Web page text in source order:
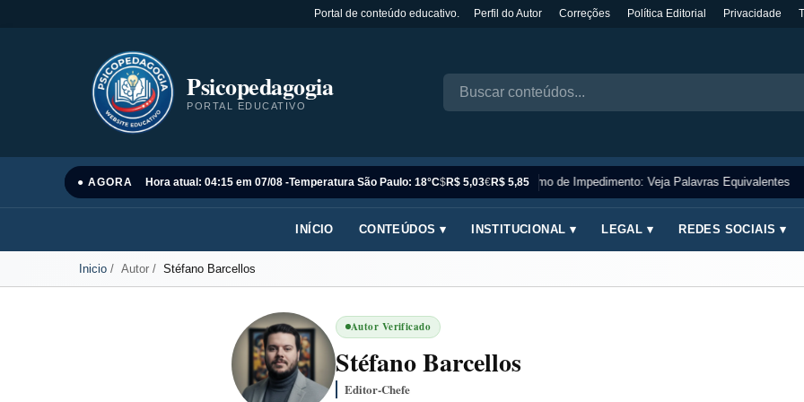
Portal de conteúdo educativo. Perfil do Autor Correções Política Editorial Privacidade
Psicopedagogia
PORTAL EDUCATIVO
● AGORA Hora atual: 04:15 em 07/08 -Temperatura São Paulo: 18°C$R$ 5,03€R$ 5,85
Sinônimo de Impedimento: Veja Palavras Equivalentes
INÍCIO CONTEÚDOS ▾ INSTITUCIONAL ▾ LEGAL ▾ REDES SOCIAIS ▾
Inicio Autor Stéfano Barcellos
Autor Verificado
Stéfano Barcellos
Editor-Chefe